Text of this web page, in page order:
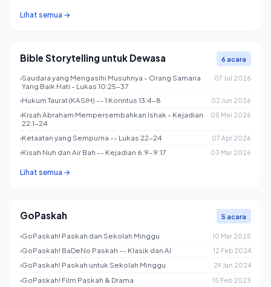
Lihat semua →
Bible Storytelling untuk Dewasa 6 acara
›Saudara yang Mengasihi Musuhnya - Orang Samaria
Yang Baik Hati - Lukas 10:25-37
07 Jul 2026
›Hukum Taurat (KASIH) -- 1 Korintus 13:4-8 02 Jun 2026
›Kisah Abraham Mempersembahkan Ishak - Kejadian
22:1-24
05 Mei 2026
›Ketaatan yang Sempurna -- Lukas 22-24 07 Apr 2026
›Kisah Nuh dan Air Bah -- Kejadian 6:9-9:17 03 Mar 2026
Lihat semua →
GoPaskah 5 acara
›GoPaskah! Paskah dan Sekolah Minggu 10 Mar 2025
›GoPaskah! BaDeNo Paskah -- Klasik dan AI 12 Feb 2024
›GoPaskah! Paskah untuk Sekolah Minggu 29 Jan 2024
›GoPaskah! Film Paskah & Drama 15 Feb 2023